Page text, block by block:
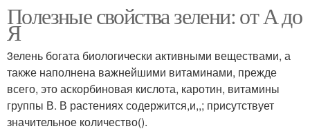
Полезные свойства зелени: от А до
Я
3елень богата биологически активными веществами, а
также наполнена важнейшими витаминами, прежде
всего, это аскорбиновая кислота, каротин, витамины
группы В. В растениях содержится,и,,; присутствует
значительное количество().